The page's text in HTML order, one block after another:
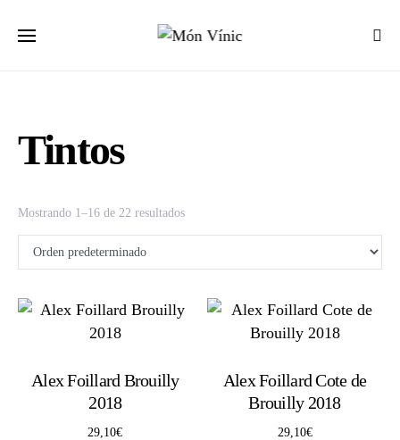
Tintos
Mostrando 1–16 de 22 resultados
Alex Foillard Brouilly
2018
29,10€
Alex Foillard Cote de
Brouilly 2018
29,10€